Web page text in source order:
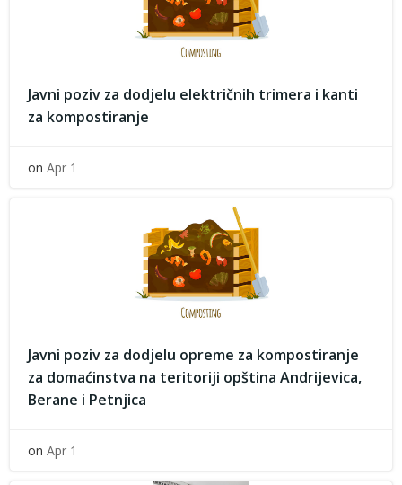
Javni poziv za dodjelu električnih trimera i kanti
za kompostiranje
on Apr 1
Javni poziv za dodjelu opreme za kompostiranje
za domaćinstva na teritoriji opština Andrijevica,
Berane i Petnjica
on Apr 1